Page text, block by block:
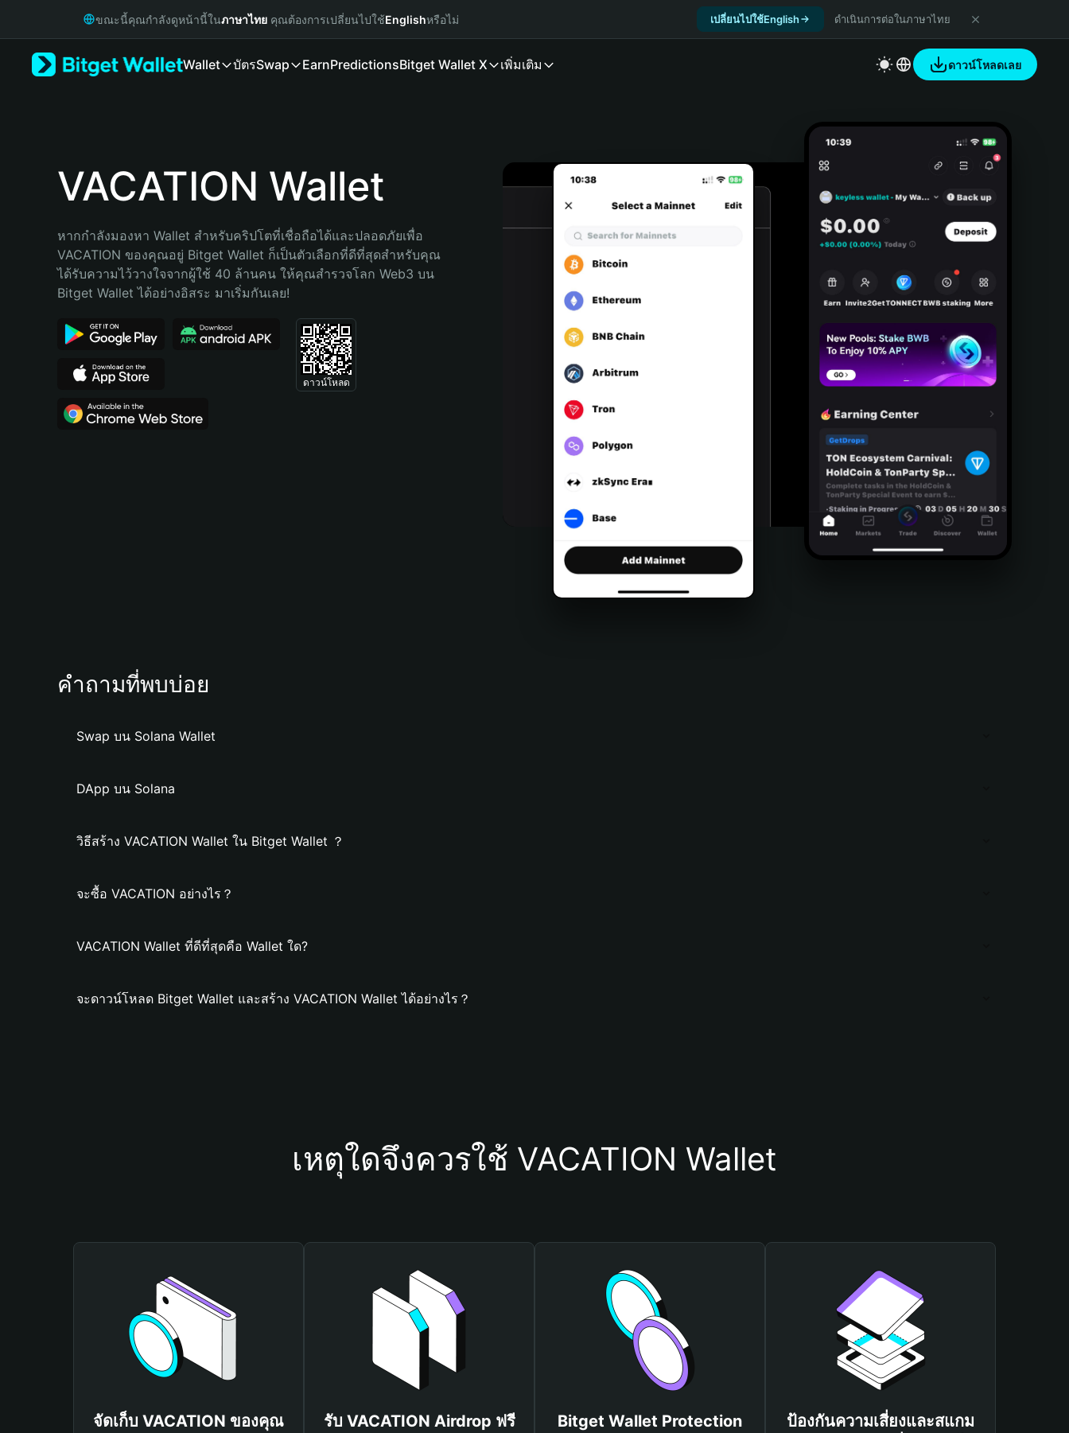
Русский
Bahasa Indonesia
Português (Brasil)
ขณะนี้คุณกำลังดูหน้านี้ในภาษาไทย คุณต้องการเปลี่ยนไปใช้Englishหรือไม่ เปลี่ยนไปใช้English ดำเนินการต่อในภาษาไทย
Wallet บัตรSwap EarnPredictionsBitget Wallet X เพิ่มเติม ดาวน์โหลดเลย
VACATION Wallet
หากกำลังมองหา Wallet สำหรับคริปโตที่เชื่อถือได้และปลอดภัยเพื่อ
VACATION ของคุณอยู่ Bitget Wallet ก็เป็นตัวเลือกที่ดีที่สุดสำหรับคุณ
ได้รับความไว้วางใจจากผู้ใช้ 40 ล้านคน ให้คุณสำรวจโลก Web3 บน
Bitget Wallet ได้อย่างอิสระ มาเริ่มกันเลย!
ดาวน์โหลด
คำถามที่พบบ่อย
Swap บน Solana Wallet
DApp บน Solana
วิธีสร้าง VACATION Wallet ใน Bitget Wallet ？
จะซื้อ VACATION อย่างไร？
VACATION Wallet ที่ดีที่สุดคือ Wallet ใด?
จะดาวน์โหลด Bitget Wallet และสร้าง VACATION Wallet ได้อย่างไร？
เหตุใดจึงควรใช้ VACATION Wallet
จัดเก็บ VACATION ของคุณ รับ VACATION Airdrop ฟรี
Bitget Wallet Protection
ป้องกันความเสี่ยงและสแกม